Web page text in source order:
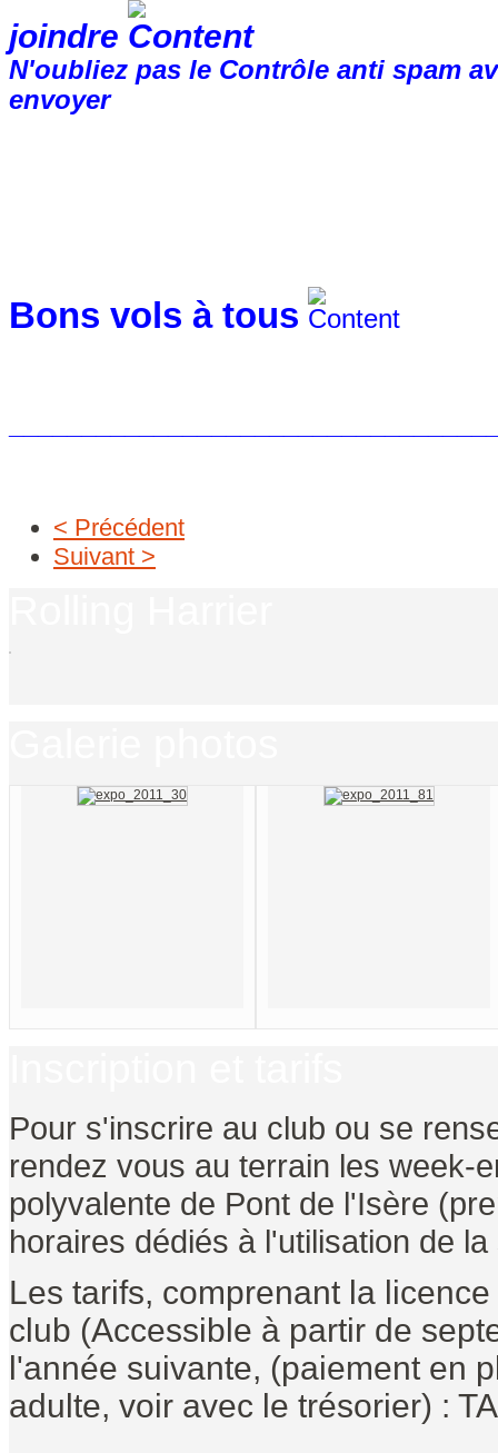
joindre
N'oubliez pas le Contrôle anti spam
envoyer
Bons vols à tous
< Précédent
Suivant >
Pour s'inscrire au club ou se
rendez vous au terrain les
polyvalente de Pont de l'Isère
horaires dédiés à l'utilisation de
Les tarifs, comprenant la
club (Accessible à partir de
l'année suivante, (paiement en
adulte, voir avec le trésorier) :